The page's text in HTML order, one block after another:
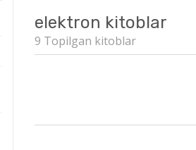
elektron kitoblar
9 Topilgan kitoblar